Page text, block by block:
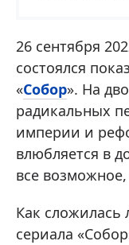
26 сентября
состоялся
«Собор». На
радикальных
империи и
влюбляется в
все
Как сложилась
сериала